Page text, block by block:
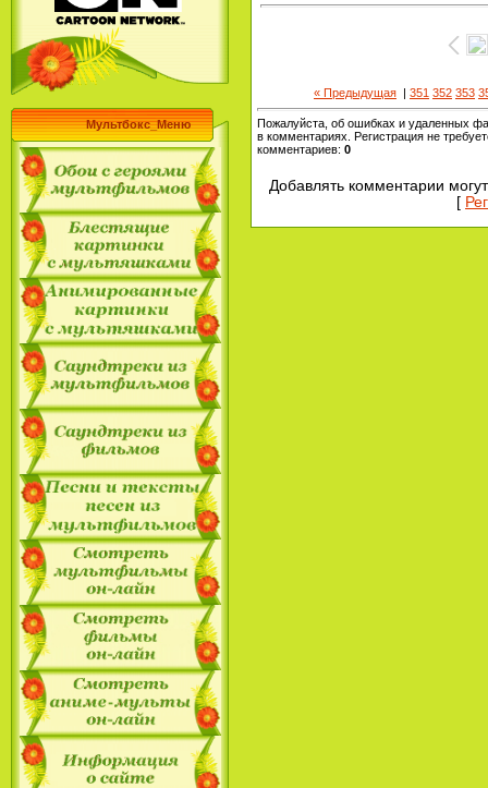
Мультбокс_Меню
« Предыдущая | 351 352 353
Пожалуйста, об ошибках и удаленных
в комментариях. Регистрация не
комментариев: 0
Добавлять комментарии
[